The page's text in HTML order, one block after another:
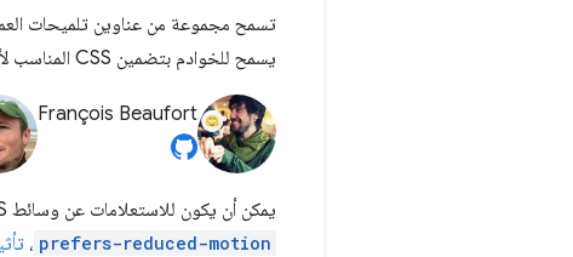
تسمح مجموعة من عناوين تلميحات
يسمح للخوادم بتضمين CSS المناسب لأسباب تتعلّق بالأداء.
François Beaufort
يمكن أن يكون للاستعلامات عن وسائط CSS، وتحديدًا
prefers-reduced-motion ،